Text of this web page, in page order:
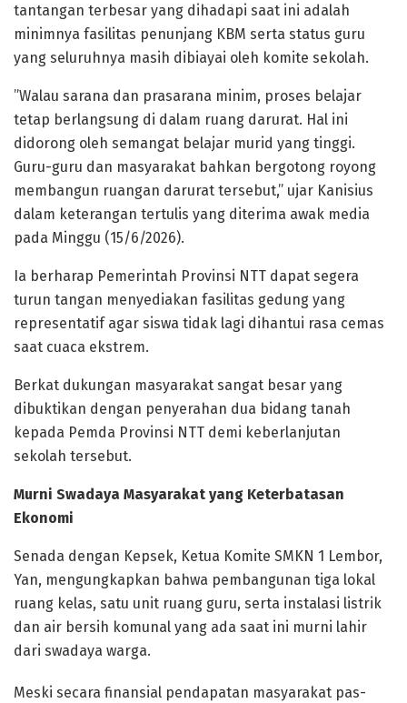
tantangan terbesar yang dihadapi saat ini adalah
minimnya fasilitas penunjang KBM serta status guru
yang seluruhnya masih dibiayai oleh komite sekolah.
​”Walau sarana dan prasarana minim, proses belajar
tetap berlangsung di dalam ruang darurat. Hal ini
didorong oleh semangat belajar murid yang tinggi.
Guru-guru dan masyarakat bahkan bergotong royong
membangun ruangan darurat tersebut,” ujar Kanisius
dalam keterangan tertulis yang diterima awak media
pada Minggu (15/6/2026).
​Ia berharap Pemerintah Provinsi NTT dapat segera
turun tangan menyediakan fasilitas gedung yang
representatif agar siswa tidak lagi dihantui rasa cemas
saat cuaca ekstrem.
Berkat dukungan masyarakat sangat besar yang
dibuktikan dengan penyerahan dua bidang tanah
kepada Pemda Provinsi NTT demi keberlanjutan
sekolah tersebut.
Murni Swadaya Masyarakat yang Keterbatasan
Ekonomi
​Senada dengan Kepsek, Ketua Komite SMKN 1 Lembor,
Yan, mengungkapkan bahwa pembangunan tiga lokal
ruang kelas, satu unit ruang guru, serta instalasi listrik
dan air bersih komunal yang ada saat ini murni lahir
dari swadaya warga.
Meski secara finansial pendapatan masyarakat pas-